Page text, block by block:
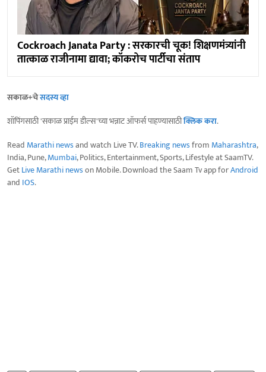
Cockroach Janata Party : सरकारची चूक! शिक्षणमंत्र्यांनी
तात्काळ राजीनामा द्यावा; कॉकरोच पार्टीचा संताप
सकाळ+चेसदस्य व्हा
शॉपिंगसाठी 'सकाळ प्राईम डील्स'च्या भन्नाट ऑफर्स पाहण्यासाठीक्लिक करा.
Read Marathi newsand watch Live TV.Breaking newsfrom Maharashtra,
India, Pune,Mumbai, Politics, Entertainment, Sports, Lifestyle at SaamTV.
GetLive Marathi newson Mobile. Download the Saam Tv app forAndroid
and IOS.